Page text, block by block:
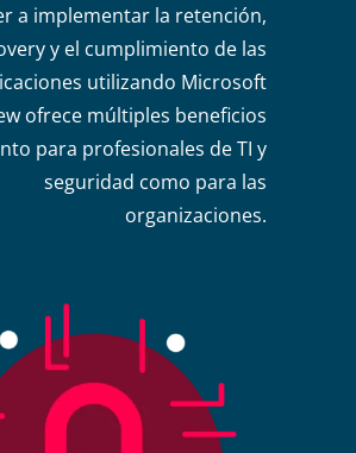
a implementar la retención,
y el cumplimiento de las
utilizando Microsoft
ofrece múltiples beneficios
para profesionales de TI y
seguridad como para las
organizaciones.